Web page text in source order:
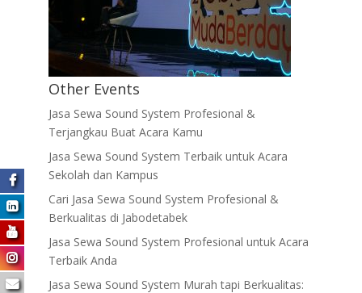
Other Events
Jasa Sewa Sound System Profesional &
Terjangkau Buat Acara Kamu
Jasa Sewa Sound System Terbaik untuk Acara
Sekolah dan Kampus
Cari Jasa Sewa Sound System Profesional &
Berkualitas di Jabodetabek
Jasa Sewa Sound System Profesional untuk Acara
Terbaik Anda
Jasa Sewa Sound System Murah tapi Berkualitas: